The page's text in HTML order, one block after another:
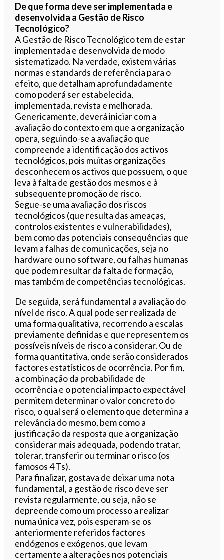
De que forma deve ser implementada e
desenvolvida a Gestão de Risco
Tecnológico?
A Gestão de Risco Tecnológico tem de estar
implementada e desenvolvida de modo
sistematizado. Na verdade, existem várias
normas e standards de referência para o
efeito, que detalham aprofundadamente
como poderá ser estabelecida,
implementada, revista e melhorada.
Genericamente, deverá iniciar com a
avaliação do contexto em que a organização
opera, seguindo-se a avaliação que
compreende a identificação dos activos
tecnológicos, pois muitas organizações
desconhecem os activos que possuem, o que
leva à falta de gestão dos mesmos e à
subsequente promoção de risco.
Segue-se uma avaliação dos riscos
tecnológicos (que resulta das ameaças,
controlos existentes e vulnerabilidades),
bem como das potenciais consequências que
levam a falhas de comunicações, seja no
hardware ou no software, ou falhas humanas
que podem resultar da falta de formação,
mas também de competências tecnológicas.
De seguida, será fundamental a avaliação do
nível de risco. A qual pode ser realizada de
uma forma qualitativa, recorrendo a escalas
previamente definidas e que representem os
possíveis níveis de risco a considerar. Ou de
forma quantitativa, onde serão considerados
factores estatísticos de ocorrência. Por fim,
a combinação da probabilidade de
ocorrência e o potencial impacto expectável
permitem determinar o valor concreto do
risco, o qual será o elemento que determina a
relevância do mesmo, bem como a
justificação da resposta que a organização
considerar mais adequada, podendo tratar,
tolerar, transferir ou terminar o risco (os
famosos 4 Ts).
Para finalizar, gostava de deixar uma nota
fundamental, a gestão de risco deve ser
revista regularmente, ou seja, não se
depreende como um processo a realizar
numa única vez, pois esperam-se os
anteriormente referidos factores
endógenos e exógenos, que levam
certamente a alterações nos potenciais